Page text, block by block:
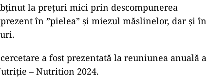
la prețuri mici prin descompunerea
în ”pielea” și miezul măslinelor, dar și în
cercetare a fost prezentată la reuniunea anuală a
– Nutrition 2024.